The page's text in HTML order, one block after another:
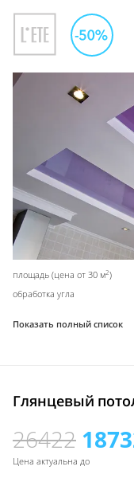
площадь (цена от 30 м2)
обработка угла
Показать полный список
Глянцевый
26422
Цена актуальна до